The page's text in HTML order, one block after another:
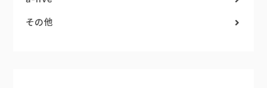
その他